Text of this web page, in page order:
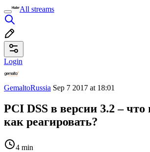
All streams
Login
GemaltoRussia Sep 7 2017 at 18:01
PCI DSS в версии 3.2 – что
как реагировать?
4 min